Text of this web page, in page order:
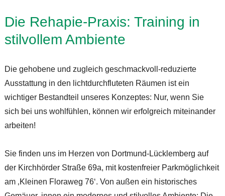
Die Rehapie-Praxis: Training in
stilvollem Ambiente
Die gehobene und zugleich geschmackvoll-reduzierte
Ausstattung in den lichtdurchfluteten Räumen ist ein
wichtiger Bestandteil unseres Konzeptes: Nur, wenn Sie
sich bei uns wohlfühlen, können wir erfolgreich miteinander
arbeiten!
Sie finden uns im Herzen von Dortmund-Lücklemberg auf
der Kirchhörder Straße 69a, mit kostenfreier Parkmöglichkeit
am ‚Kleinen Floraweg 76‘. Von außen ein historisches